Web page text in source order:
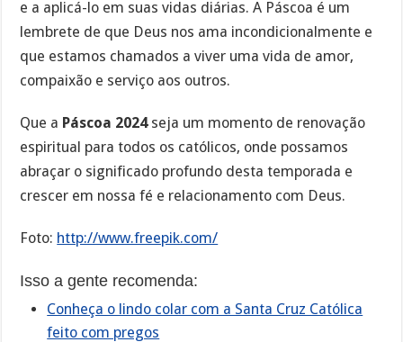
e a aplicá-lo em suas vidas diárias. A Páscoa é um
lembrete de que Deus nos ama incondicionalmente e
que estamos chamados a viver uma vida de amor,
compaixão e serviço aos outros.
Que a Páscoa 2024seja um momento de renovação
espiritual para todos os católicos, onde possamos
abraçar o significado profundo desta temporada e
crescer em nossa fé e relacionamento com Deus.
Foto: http://www.freepik.com/
Isso a gente recomenda:
Conheça o lindo colar com a Santa Cruz Católica
feito com pregos